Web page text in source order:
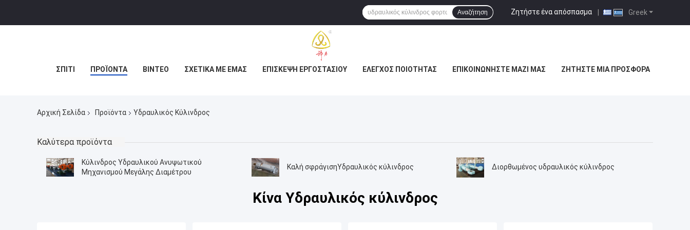
Greek
Ζητήστε ένα απόσπασμα |
Αναζήτηση
ΣΠΊΤΙ ΠΡΟΪΌΝΤΑ ΒΊΝΤΕΟ ΣΧΕΤΙΚΆ ΜΕ ΕΜΆΣ ΕΠΙΣΚΕΨΉ ΕΡΓΟΣΤΑΣΊΟΥ ΈΛΕΓΧΟΣ ΠΟΙΌΤΗΤΑΣ ΕΠΙΚΟΙΝΩΝΉΣΤΕ ΜΑΖΊ ΜΑΣ ΖΗΤΉΣΤΕ ΜΙΑ ΠΡΟΣΦΟΡΆ
Αρχική Σελίδα Προϊόντα Υδραυλικός Κύλινδρος
Καλύτερα προϊόντα
Κύλινδρος Υδραυλικού Ανυψωτικού
Μηχανισμού Μεγάλης Διαμέτρου
Καλή σφράγισηΥδραυλικός κύλινδρος Διορθωμένος υδραυλικός κύλινδρος
Κίνα Υδραυλικός κύλινδρος